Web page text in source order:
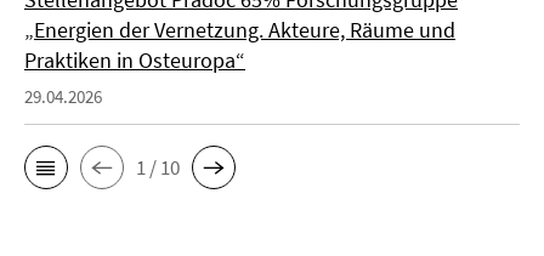
„Energien der Vernetzung. Akteure, Räume und
Praktiken in Osteuropa“
29.04.2026
1 / 10